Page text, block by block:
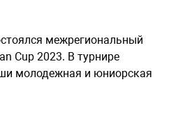
межрегиональный
Cup 2023. В турнире
молодежная и юниорская